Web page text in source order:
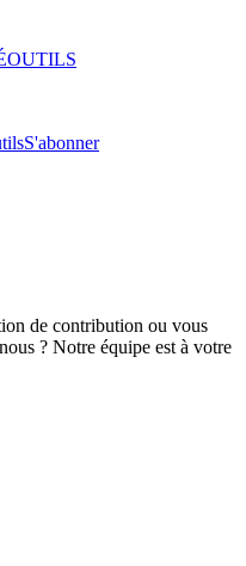
OUTILS
S'abonner
de contribution ou vous
? Notre équipe est à votre